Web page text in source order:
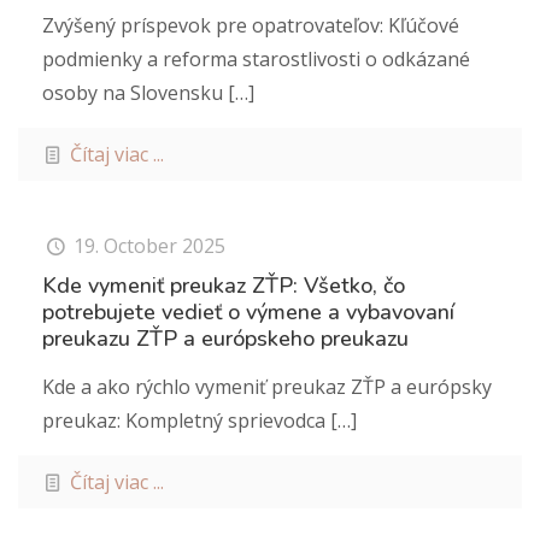
Zvýšený príspevok pre opatrovateľov: Kľúčové
podmienky a reforma starostlivosti o odkázané
osoby na Slovensku […]
Čítaj viac ...
19. October 2025
Kde vymeniť preukaz ZŤP: Všetko, čo
potrebujete vedieť o výmene a vybavovaní
preukazu ZŤP a európskeho preukazu
Kde a ako rýchlo vymeniť preukaz ZŤP a európsky
preukaz: Kompletný sprievodca […]
Čítaj viac ...